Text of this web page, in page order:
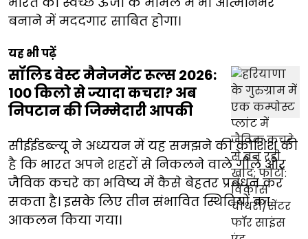
बनाने में मददगार साबित होगा।
यह भी पढ़ें
सॉलिड वेस्ट मैनेजमेंट रूल्स 2026:
100 किलो से ज्यादा कचरा? अब
निपटान की जिम्मेदारी आपकी
सीईईडब्ल्यू ने अध्ययन में यह समझने की कोशिश की
है कि भारत अपने शहरों से निकलने वाले गीले और
जैविक कचरे का भविष्य में कैसे बेहतर प्रबंधन कर
सकता है। इसके लिए तीन संभावित स्थितियों का
आकलन किया गया।